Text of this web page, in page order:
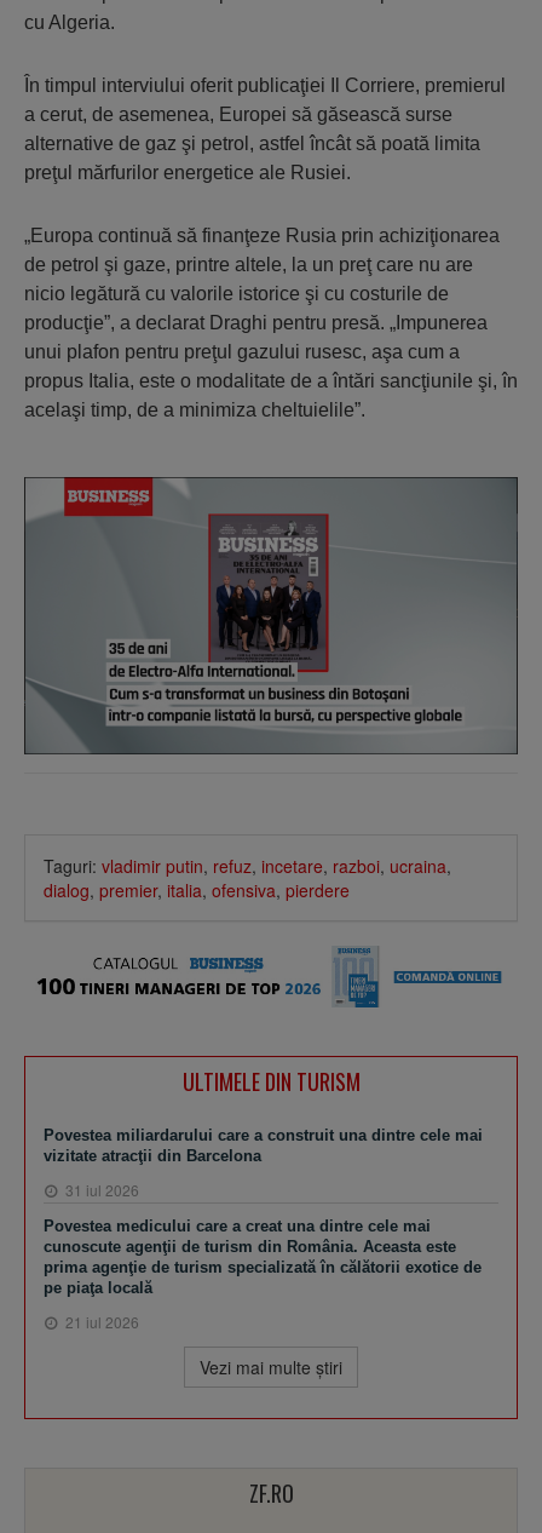
cu Algeria.
În timpul interviului oferit publicaţiei Il Corriere, premierul
a cerut, de asemenea, Europei să găsească surse
alternative de gaz şi petrol, astfel încât să poată limita
preţul mărfurilor energetice ale Rusiei.
„Europa continuă să finanţeze Rusia prin achiziţionarea
de petrol şi gaze, printre altele, la un preţ care nu are
nicio legătură cu valorile istorice şi cu costurile de
producţie”, a declarat Draghi pentru presă. „Impunerea
unui plafon pentru preţul gazului rusesc, aşa cum a
propus Italia, este o modalitate de a întări sancţiunile şi, în
acelaşi timp, de a minimiza cheltuielile”.
Taguri: vladimir putin, refuz, incetare, razboi, ucraina,
dialog, premier, italia, ofensiva, pierdere
ULTIMELE DIN TURISM
Povestea miliardarului care a construit una dintre cele mai
vizitate atracţii din Barcelona
31 iul 2026
Povestea medicului care a creat una dintre cele mai
cunoscute agenţii de turism din România. Aceasta este
prima agenţie de turism specializată în călătorii exotice de
pe piaţa locală
21 iul 2026
Vezi mai multe ştiri
ZF.RO